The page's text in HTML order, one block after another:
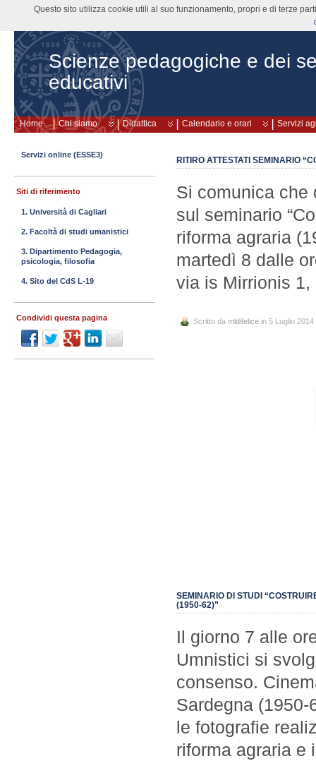
Scienze pedagogiche e dei
educativi
Home Chi siamo Didattica Calendario e orari Servizi
RITIRO ATTESTATI SEMINARIO
Si comunica che
sul seminario
riforma agraria
martedì 8 dalle
via is Mirrionis
Scritto da mldifelice in 5 Luglio 2014
SEMINARIO DI STUDI
(1950-62)”
Il giorno 7 alle
Umnistici si
consenso.
Sardegna
le fotografie
riforma agraria e
Servizi online (ESSE3)
Siti di riferimento
1. Università di Cagliari
2. Facoltà di studi umanistici
3. Dipartimento Pedagogia,
psicologia, filosofia
4. Sito del CdS L-19
Condividi questa pagina
Questo sito utilizza cookie utili al suo funzionamento, propri e di terze